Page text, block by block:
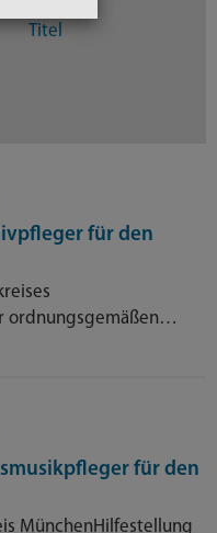
3
Titel
für den
ordnungsgemäßen…
für den
MünchenHilfestellung